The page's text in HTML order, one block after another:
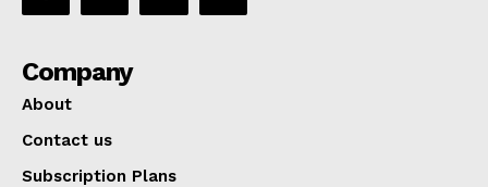
Company
About
Contact us
Subscription Plans